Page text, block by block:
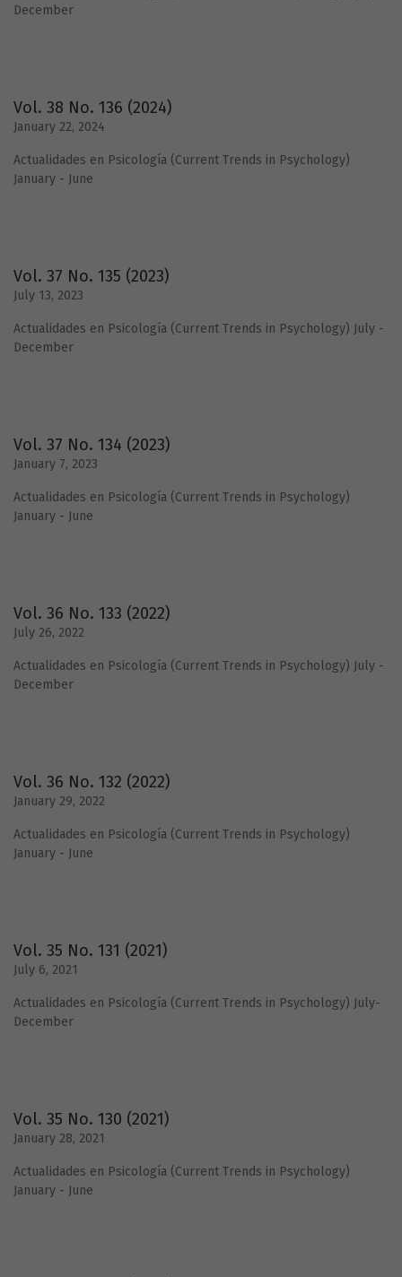
December
Vol. 38 No. 136 (2024)
January 22, 2024
Actualidades en Psicología (Current Trends in Psychology)
January - June
Vol. 37 No. 135 (2023)
July 13, 2023
Actualidades en Psicología (Current Trends in Psychology) July -
December
Vol. 37 No. 134 (2023)
January 7, 2023
Actualidades en Psicología (Current Trends in Psychology)
January - June
Vol. 36 No. 133 (2022)
July 26, 2022
Actualidades en Psicología (Current Trends in Psychology) July -
December
Vol. 36 No. 132 (2022)
January 29, 2022
Actualidades en Psicología (Current Trends in Psychology)
January - June
Vol. 35 No. 131 (2021)
July 6, 2021
Actualidades en Psicología (Current Trends in Psychology) July-
December
Vol. 35 No. 130 (2021)
January 28, 2021
Actualidades en Psicología (Current Trends in Psychology)
January - June